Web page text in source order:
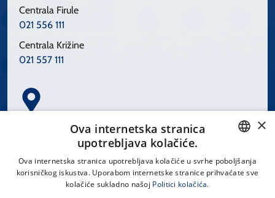
Centrala Firule
021 556 111
Centrala Križine
021 557 111
Spinčićeva 1, 21000 Split
CROATIAN
×
Ova internetska stranica
upotrebljava kolačiće.
Ova internetska stranica upotrebljava kolačiće u svrhe poboljšanja
korisničkog iskustva. Uporabom internetske stranice prihvaćate sve
kolačiće sukladno našoj Politici kolačića.